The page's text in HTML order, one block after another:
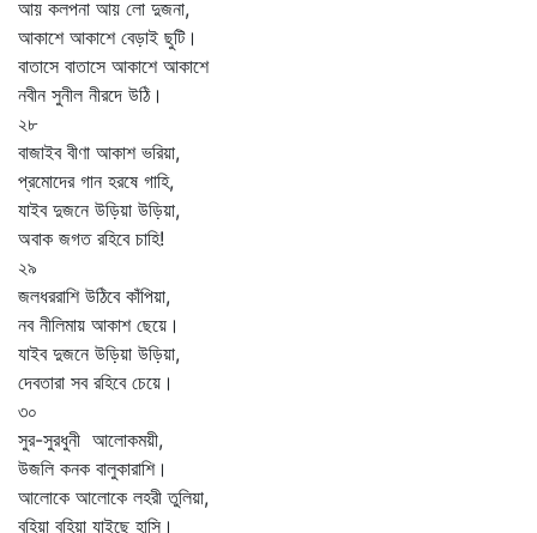
আয় কলপনা আয় লো দুজনা,
আকাশে আকাশে বেড়াই ছুটি।
বাতাসে বাতাসে আকাশে আকাশে
নবীন সুনীল নীরদে উঠি।
২৮
বাজাইব বীণা আকাশ ভরিয়া,
প্রমোদের গান হরষে গাহি,
যাইব দুজনে উড়িয়া উড়িয়া,
অবাক জগত রহিবে চাহি!
২৯
জলধররাশি উঠিবে কাঁপিয়া,
নব নীলিমায় আকাশ ছেয়ে।
যাইব দুজনে উড়িয়া উড়িয়া,
দেবতারা সব রহিবে চেয়ে।
৩০
সুর-সুরধুনী আলোকময়ী,
উজলি কনক বালুকারাশি।
আলোকে আলোকে লহরী তুলিয়া,
বহিয়া বহিয়া যাইছে হাসি।